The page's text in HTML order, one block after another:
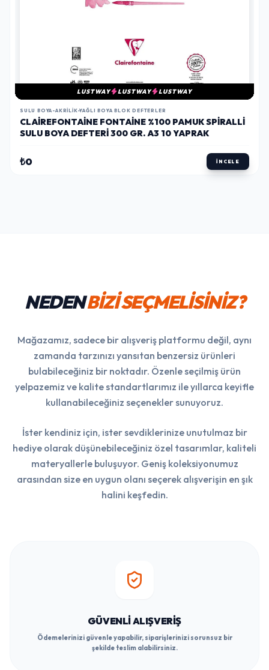
LUSTWAY LUSTWAY LUSTWAY
SULU BOYA-AKRILIK-YAĞLI BOYA BLOK DEFTERLER
CLAIREFONTAINE FONTAINE %100 PAMUK SPIRALLI
SULU BOYA DEFTERI 300 GR. A3 10 YAPRAK
₺0 İNCELE
NEDENBİZİ SEÇMELİSİNİZ?
Mağazamız, sadece bir alışveriş platformu değil, aynı
zamanda tarzınızı yansıtan benzersiz ürünleri
bulabileceğiniz bir noktadır. Özenle seçilmiş ürün
yelpazemiz ve kalite standartlarımız ile yıllarca keyifle
kullanabileceğiniz seçenekler sunuyoruz.
İster kendiniz için, ister sevdiklerinize unutulmaz bir
hediye olarak düşünebileceğiniz özel tasarımlar, kaliteli
materyallerle buluşuyor. Geniş koleksiyonumuz
arasından size en uygun olanı seçerek alışverişin en şık
halini keşfedin.
GÜVENLI ALIŞVERIŞ
Ödemelerinizi güvenle yapabilir, siparişlerinizi sorunsuz bir
şekilde teslim alabilirsiniz.